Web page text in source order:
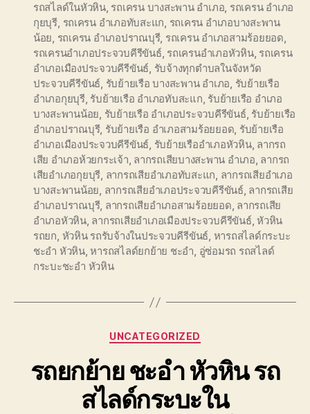
รถสไลด์ในหัวหิน, รถเครน บางสะพาน อำเภอ, รถเครน อำเภอ
กุยบุรี, รถเครน อำเภอทับสะแก, รถเครน อำเภอบางสะพาน
น้อย, รถเครน อำเภอปราณบุรี, รถเครน อำเภอสามร้อยยอด,
รถเครนอำเภอประจวบคีรีขันธ์, รถเครนอำเภอหัวหิน, รถเครน
อำเภอเมืองประจวบคีรีขันธ์, รับจ้างทุกตำบลในจังหวัด
ประจวบคีรีขันธ์, รับย้ายเรือ บางสะพาน อำเภอ, รับย้ายเรือ
อำเภอกุยบุรี, รับย้ายเรือ อำเภอทับสะแก, รับย้ายเรือ อำเภอ
บางสะพานน้อย, รับย้ายเรือ อำเภอประจวบคีรีขันธ์, รับย้ายเรือ
อำเภอปราณบุรี, รับย้ายเรือ อำเภอสามร้อยยอด, รับย้ายเรือ
อำเภอเมืองประจวบคีรีขันธ์, รับย้ายเรืออำเภอหัวหิน, ลากรถ
เสีย อำเภอห้วยกระเจ้า, ลากรถเสียบางสะพาน อำเภอ, ลากรถ
เสียอำเภอกุยบุรี, ลากรถเสียอำเภอทับสะแก, ลากรถเสียอำเภอ
บางสะพานน้อย, ลากรถเสียอำเภอประจวบคีรีขันธ์, ลากรถเสีย
อำเภอปราณบุรี, ลากรถเสียอำเภอสามร้อยยอด, ลากรถเสีย
อำเภอหัวหิน, ลากรถเสียอำเภอเมืองประจวบคีรีขันธ์,หัวหิน
รถยก, หัวหิน รถรับจ้างในประจวบคีรีขันธ์, หารถสไลด์กระบะ
ชะอำ หัวหิน,หารถสไลด์ยกย้าย ชะอำ, อู่ซ่อมรถ รถสไลด์
กระบะชะอำ หัวหิน
Categories
UNCATEGORIZED
รถยกย้าย ชะอำ หัวหิน รถ
สไลด์กระบะใน